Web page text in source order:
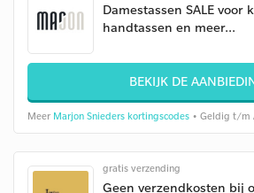
Damestassen SALE voor
handtassen en meer...
BEKIJK DE
Meer Marjon Snieders kortingscodes • Geldig t/m
gratis verzending
Geen verzendkosten bij